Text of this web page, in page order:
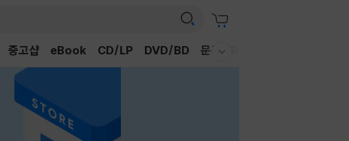
중고샵 eBook CD/LP DVD/BD 문구/GIFT